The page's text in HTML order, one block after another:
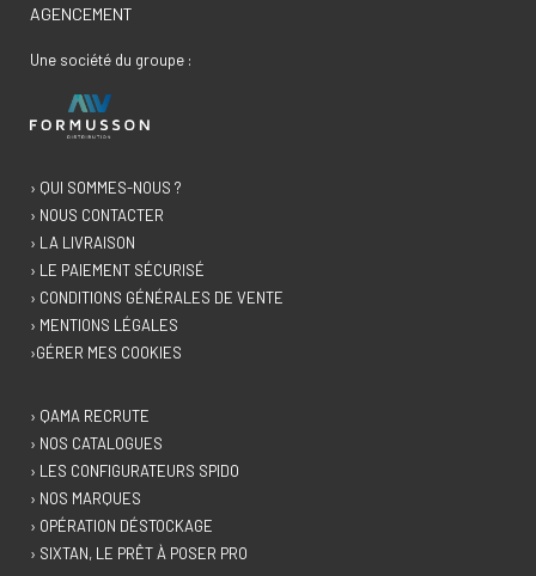
AGENCEMENT
Une société du groupe :
› QUI SOMMES-NOUS ?
› NOUS CONTACTER
› LA LIVRAISON
› LE PAIEMENT SÉCURISÉ
› CONDITIONS GÉNÉRALES DE VENTE
› MENTIONS LÉGALES
›GÉRER MES COOKIES
› QAMA RECRUTE
› NOS CATALOGUES
› LES CONFIGURATEURS SPIDO
› NOS MARQUES
› OPÉRATION DÉSTOCKAGE
› SIXTAN, LE PRÊT À POSER PRO